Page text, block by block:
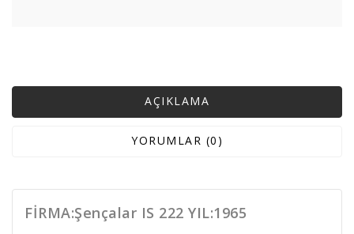
AÇIKLAMA
YORUMLAR (0)
FİRMA:Şençalar IS 222 YIL:1965